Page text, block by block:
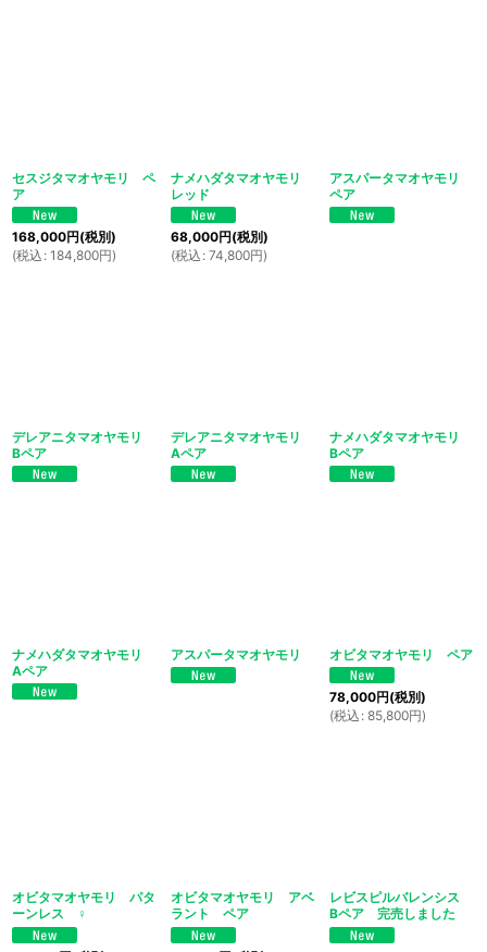
セスジタマオヤモリ ペ
ア
168,000円(税別)
(税込 : 184,800円)
ナメハダタマオヤモリ
レッド
68,000円(税別)
(税込 : 74,800円)
アスパータマオヤモリ
ペア
デレアニタマオヤモリ
Bペア
デレアニタマオヤモリ
Aペア
ナメハダタマオヤモリ
Bペア
ナメハダタマオヤモリ
Aペア
アスパータマオヤモリ オビタマオヤモリ ペア
78,000円(税別)
(税込 : 85,800円)
オビタマオヤモリ パタ
ーンレス ♀
オビタマオヤモリ アベ
ラント ペア
レビスピルバレンシス
Bペア 完売しました